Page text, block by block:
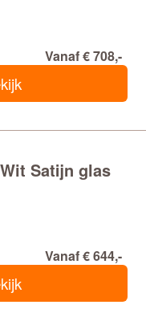
Vanaf € 708,-
Satijn glas
Vanaf € 644,-